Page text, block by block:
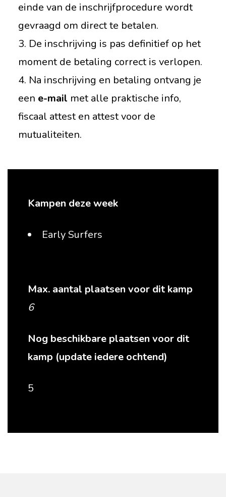
einde van de inschrijfprocedure wordt
gevraagd om direct te betalen.
3. De inschrijving is pas definitief op het
moment de betaling correct is verlopen.
4. Na inschrijving en betaling ontvang je
een e-mail met alle praktische info,
fiscaal attest en attest voor de
mutualiteiten.
Kampen deze week
Early Surfers
Max. aantal plaatsen voor dit kamp
6
Nog beschikbare plaatsen voor dit
kamp (update iedere ochtend)
5